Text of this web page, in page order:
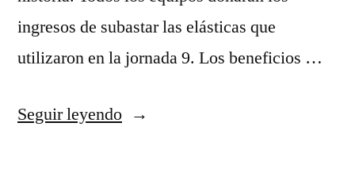
ingresos de subastar las elásticas que
utilizaron en la jornada 9. Los beneficios …
Seguir leyendo«Los